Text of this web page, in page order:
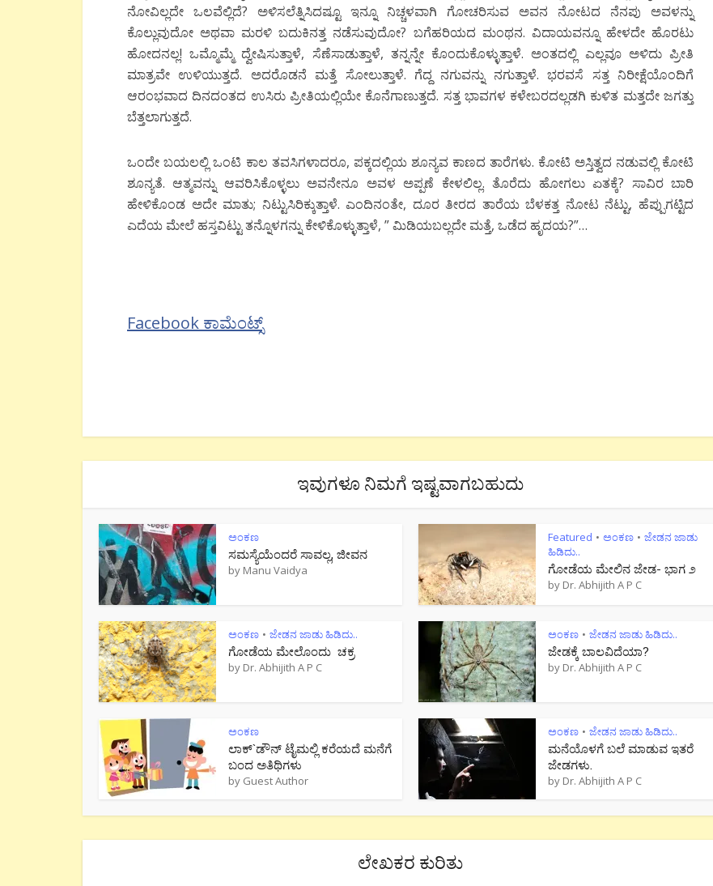
ನೋವಿಲ್ಲದೇ ಒಲವೆಲ್ಲಿದೆ? ಅಳಿಸಲೆತ್ನಿಸಿದಷ್ಟೂ ಇನ್ನೂ ನಿಚ್ಚಳವಾಗಿ ಗೋಚರಿಸುವ ಅವನ ನೋಟದ ನೆನಪು ಅವಳನ್ನು
ಕೊಲ್ಲುವುದೋ ಅಥವಾ ಮರಳಿ ಬದುಕಿನತ್ತ ನಡೆಸುವುದೋ? ಬಗೆಹರಿಯದ ಮಂಥನ. ವಿದಾಯವನ್ನೂ ಹೇಳದೇ ಹೊರಟು
ಹೋದನಲ್ಲ! ಒಮ್ಮೊಮ್ಮೆ ದ್ವೇಷಿಸುತ್ತಾಳೆ, ಸೆಣೆಸಾಡುತ್ತಾಳೆ, ತನ್ನನ್ನೇ ಕೊಂದುಕೊಳ್ಳುತ್ತಾಳೆ. ಅಂತದಲ್ಲಿ ಎಲ್ಲವೂ ಅಳಿದು ಪ್ರೀತಿ
ಮಾತ್ರವೇ ಉಳಿಯುತ್ತದೆ. ಅದರೊಡನೆ ಮತ್ತೆ ಸೋಲುತ್ತಾಳೆ. ಗೆದ್ದ ನಗುವನ್ನು ನಗುತ್ತಾಳೆ. ಭರವಸೆ ಸತ್ತ ನಿರೀಕ್ಷೆಯೊಂದಿಗೆ
ಆರಂಭವಾದ ದಿನದಂತದ ಉಸಿರು ಪ್ರೀತಿಯಲ್ಲಿಯೇ ಕೊನೆಗಾಣುತ್ತದೆ. ಸತ್ತ ಭಾವಗಳ ಕಳೇಬರದಲ್ಲಡಗಿ ಕುಳಿತ ಮತ್ತದೇ ಜಗತ್ತು
ಬೆತ್ತಲಾಗುತ್ತದೆ.
ಒಂದೇ ಬಯಲಲ್ಲಿ ಒಂಟಿ ಕಾಲ ತವಸಿಗಳಾದರೂ, ಪಕ್ಕದಲ್ಲಿಯ ಶೂನ್ಯವ ಕಾಣದ ತಾರೆಗಳು. ಕೋಟಿ ಅಸ್ತಿತ್ವದ ನಡುವಲ್ಲಿ ಕೋಟಿ
ಶೂನ್ಯತೆ. ಆತ್ಮವನ್ನು ಆವರಿಸಿಕೊಳ್ಳಲು ಅವನೇನೂ ಅವಳ ಅಪ್ಪಣೆ ಕೇಳಲಿಲ್ಲ. ತೊರೆದು ಹೋಗಲು ಏತಕ್ಕೆ? ಸಾವಿರ ಬಾರಿ
ಹೇಳಿಕೊಂಡ ಅದೇ ಮಾತು; ನಿಟ್ಟುಸಿರಿಕ್ಕುತ್ತಾಳೆ. ಎಂದಿನಂತೇ, ದೂರ ತೀರದ ತಾರೆಯ ಬೆಳಕತ್ತ ನೋಟ ನೆಟ್ಟು, ಹೆಪ್ಪುಗಟ್ಟಿದ
ಎದೆಯ ಮೇಲೆ ಹಸ್ತವಿಟ್ಟು ತನ್ನೊಳಗನ್ನು ಕೇಳಿಕೊಳ್ಳುತ್ತಾಳೆ, ” ಮಿಡಿಯಬಲ್ಲದೇ ಮತ್ತೆ, ಒಡೆದ ಹೃದಯ?”…
Facebook ಕಾಮೆಂಟ್ಸ್
ಇವುಗಳೂ ನಿಮಗೆ ಇಷ್ಟವಾಗಬಹುದು
ಅಂಕಣ
ಸಮಸ್ಯೆಯೆಂದರೆ ಸಾವಲ್ಲ, ಜೀವನ
by Manu Vaidya
Featured • ಅಂಕಣ • ಜೇಡನ ಜಾಡು
ಹಿಡಿದು..
ಗೋಡೆಯ ಮೇಲಿನ ಜೇಡ- ಭಾಗ ೨
by Dr. Abhijith A P C
ಅಂಕಣ • ಜೇಡನ ಜಾಡು ಹಿಡಿದು..
ಗೋಡೆಯ ಮೇಲೊಂದು ಚಕ್ರ
by Dr. Abhijith A P C
ಅಂಕಣ • ಜೇಡನ ಜಾಡು ಹಿಡಿದು..
ಜೇಡಕ್ಕೆ ಬಾಲವಿದೆಯಾ?
by Dr. Abhijith A P C
ಅಂಕಣ
ಲಾಕ್`ಡೌನ್ ಟೈಮಲ್ಲಿ ಕರೆಯದೆ ಮನೆಗೆ
ಬಂದ ಅತಿಥಿಗಳು
by Guest Author
ಅಂಕಣ • ಜೇಡನ ಜಾಡು ಹಿಡಿದು..
ಮನೆಯೊಳಗೆ ಬಲೆ ಮಾಡುವ ಇತರೆ
ಜೇಡಗಳು.
by Dr. Abhijith A P C
ಲೇಖಕರ ಕುರಿತು